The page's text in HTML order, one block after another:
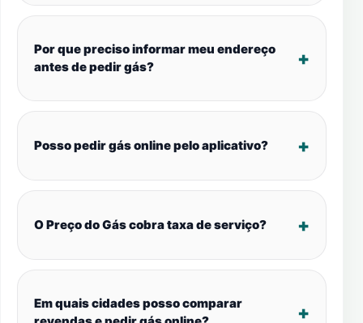
Por que preciso informar meu endereço
antes de pedir gás?
Posso pedir gás online pelo aplicativo?
O Preço do Gás cobra taxa de serviço?
Em quais cidades posso comparar